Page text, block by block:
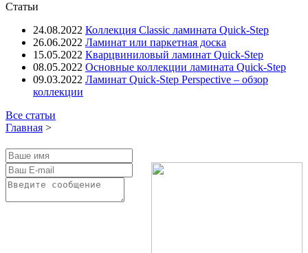
Статьи
24.08.2022 Коллекция Classic ламината Quick-Step
26.06.2022 Ламинат или паркетная доска
15.05.2022 Кварцвиниловый ламинат Quick-Step
08.05.2022 Основные коллекции ламината Quick-Step
09.03.2022 Ламинат Quick-Step Perspective – обзор
коллекции
Все статьи
Главная >